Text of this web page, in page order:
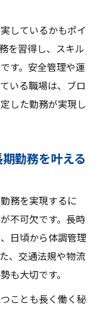
しているかもポイ
を習得し、スキル
す。安全管理や運
いる職場は、ブロ
した勤務が実現し
勤務を叶える
務を実現するに
不可欠です。長時
日頃から体調管理
、交通法規や物流
も大切です。
ことも長く働く秘